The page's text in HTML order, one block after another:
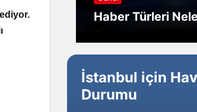
Haber Türleri
İstanbul için
Durumu